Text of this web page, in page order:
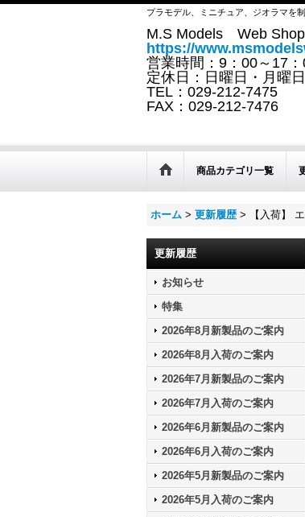
プラモデル、ミニチュア、ジオラマを
M.S Models Web Shop
https://
営業時間：9：00～17
定休日：日曜日・月曜日
TEL：029-212-7475
FAX：029-212-7476
商品カテゴリ一覧
ホーム > 更新履歴 > 【入荷】
更新履歴
お知らせ
特集
2026年8月新製品のご案内
2026年8月入荷のご案内
2026年7月新製品のご案内
2026年7月入荷のご案内
2026年6月新製品のご案内
2026年6月入荷のご案内
2026年5月新製品のご案内
2026年5月入荷のご案内